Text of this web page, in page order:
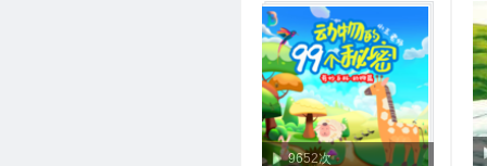
9652次